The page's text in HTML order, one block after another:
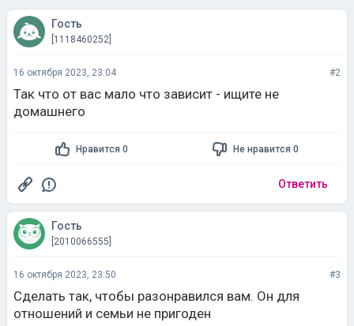
Гость
[1118460252]
16 октября 2023, 23:04 #2
Так что от вас мало что зависит - ищите не
домашнего
Нравится 0 Не нравится 0
Ответить
Гость
[2010066555]
16 октября 2023, 23:50 #3
Сделать так, чтобы разонравился вам. Он для
отношений и семьи не пригоден